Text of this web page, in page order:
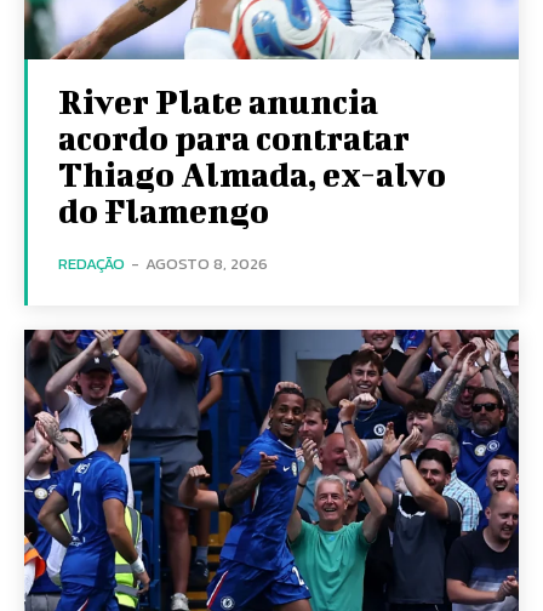
River Plate anuncia
acordo para contratar
Thiago Almada, ex-alvo
do Flamengo
REDAÇÃO - AGOSTO 8, 2026